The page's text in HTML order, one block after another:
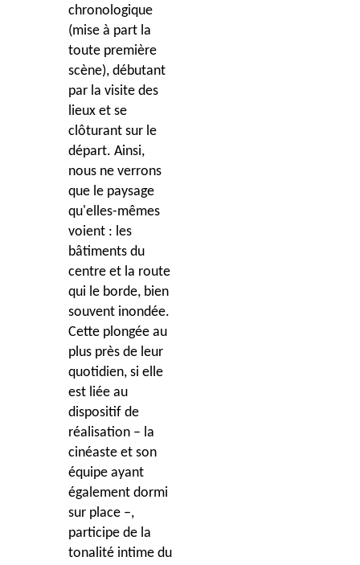
chronologique
(mise à part la
toute première
scène), débutant
par la visite des
lieux et se
clôturant sur le
départ. Ainsi,
nous ne verrons
que le paysage
qu'elles-mêmes
voient : les
bâtiments du
centre et la route
qui le borde, bien
souvent inondée.
Cette plongée au
plus près de leur
quotidien, si elle
est liée au
dispositif de
réalisation – la
cinéaste et son
équipe ayant
également dormi
sur place –,
participe de la
tonalité intime du